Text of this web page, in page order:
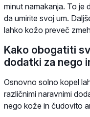
minut namakanja. To je
da umirite svoj um.
lahko kožo preveč
Kako obogatiti
dodatki za nego
Osnovno solno kopel
različnimi naravnimi
nego kože in čudovito